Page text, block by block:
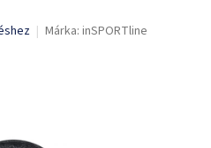
Márka: inSPORTline